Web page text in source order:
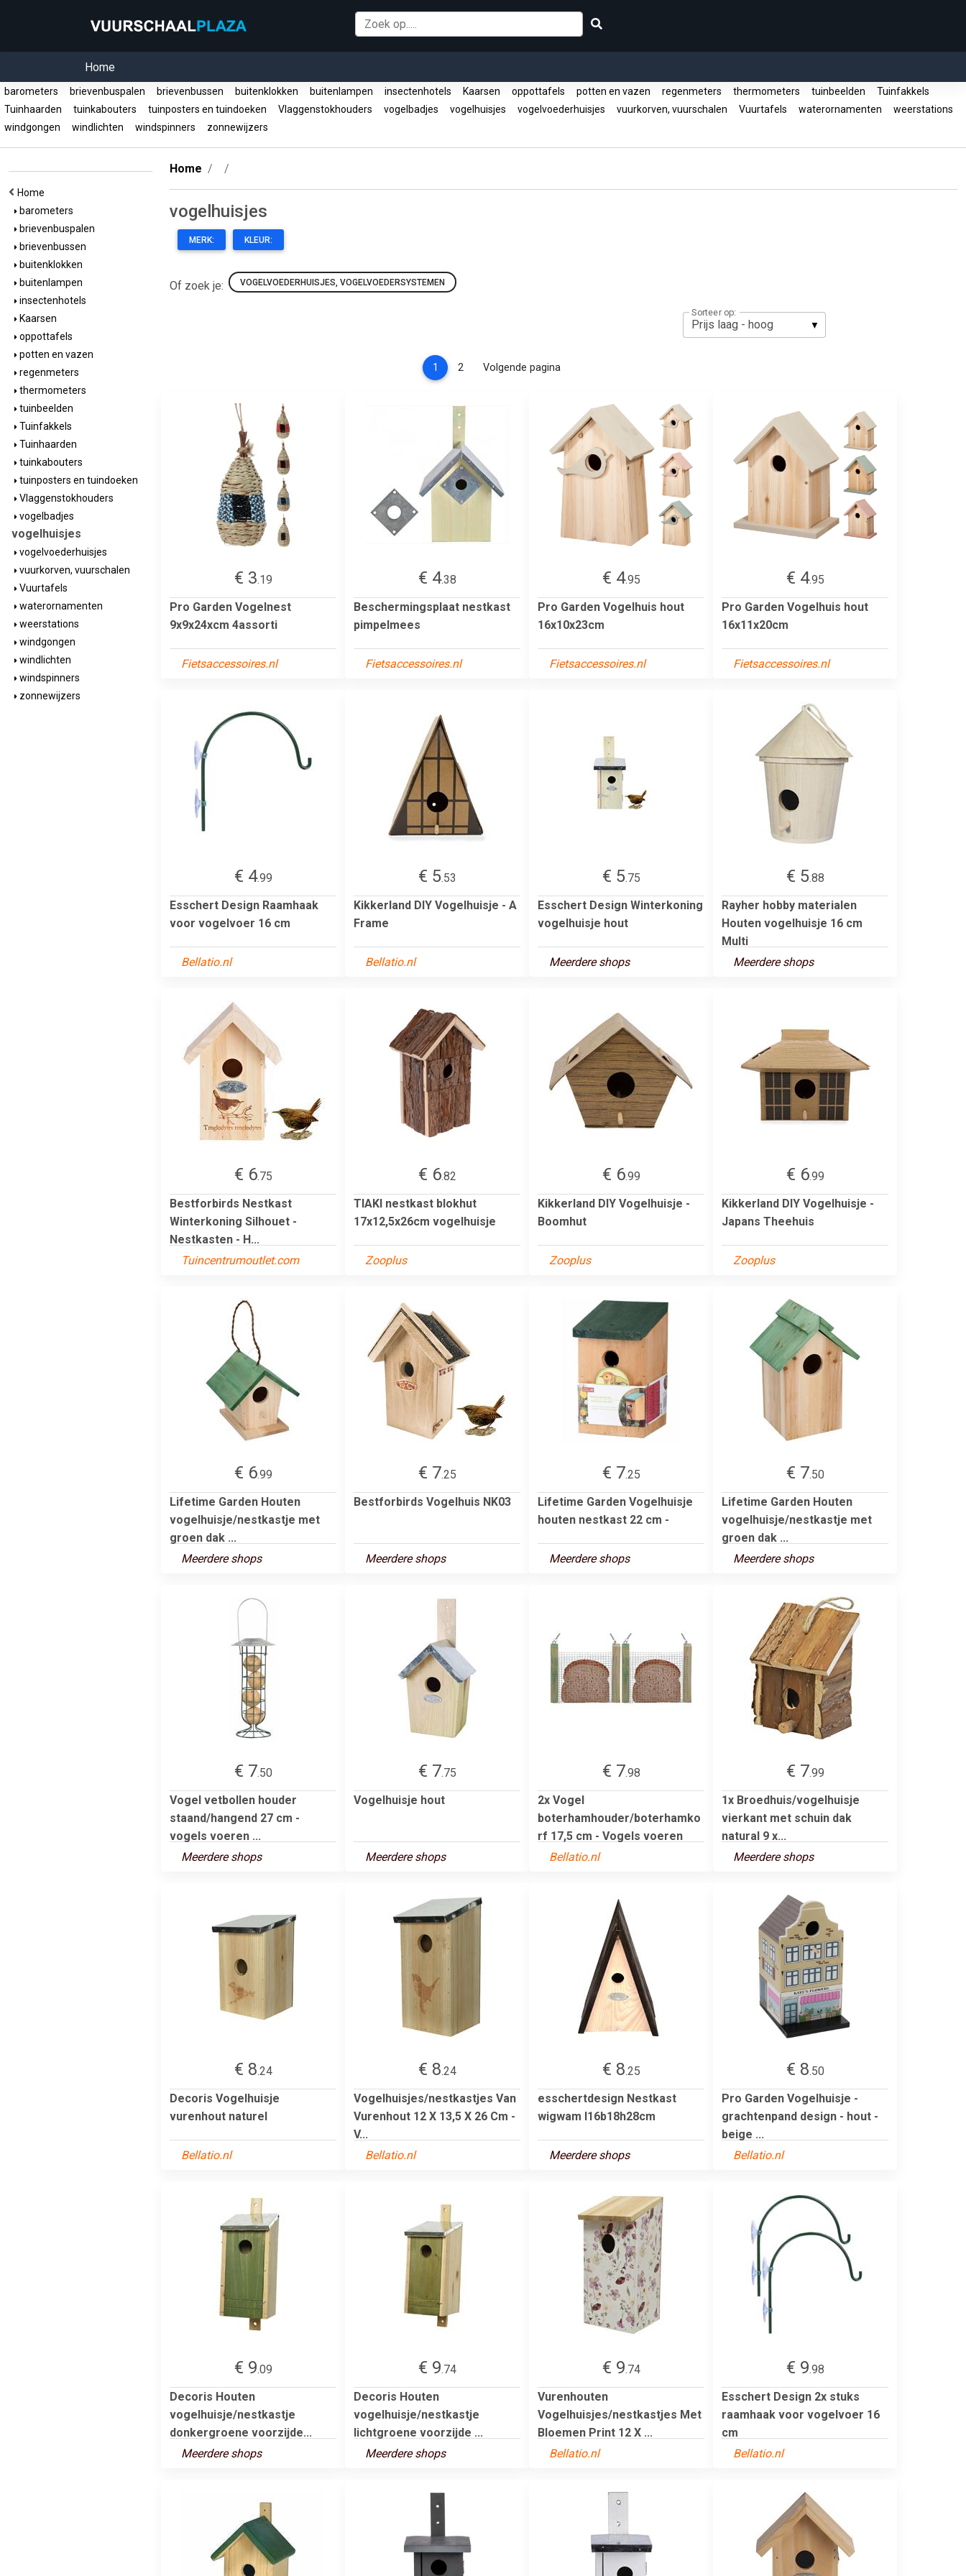
Home
barometers brievenbuspalen brievenbussen buitenklokken buitenlampen insectenhotels Kaarsen oppottafels potten en vazen regenmeters thermometers tuinbeelden
Tuinfakkels
Tuinhaarden
tuinkabouters tuinposters en tuindoeken Vlaggenstokhouders vogelbadjes vogelhuisjes vogelvoederhuisjes vuurkorven, vuurschalen Vuurtafels waterornamenten
weerstations
windgongen
windlichten windspinners zonnewijzers
Home
barometers
brievenbuspalen
brievenbussen
buitenklokken
buitenlampen
insectenhotels
Kaarsen
oppottafels
potten en vazen
regenmeters
thermometers
tuinbeelden
Tuinfakkels
Tuinhaarden
tuinkabouters
tuinposters en tuindoeken
Vlaggenstokhouders
vogelbadjes
vogelhuisjes
vogelvoederhuisjes
vuurkorven, vuurschalen
Vuurtafels
waterornamenten
weerstations
windgongen
windlichten
windspinners
zonnewijzers
Home
vogelhuisjes
MERK: KLEUR:
Of zoek je: VOGELVOEDERHUISJES, VOGELVOEDERSYSTEMEN
Sorteer op:
1 (current)
2 Volgende pagina
€ 3.19
Pro Garden Vogelnest
9x9x24xcm 4assorti
Fietsaccessoires.nl
€ 4.38
Beschermingsplaat nestkast
pimpelmees
Fietsaccessoires.nl
€ 4.95
Pro Garden Vogelhuis hout
16x10x23cm
Fietsaccessoires.nl
€ 4.95
Pro Garden Vogelhuis hout
16x11x20cm
Fietsaccessoires.nl
€ 4.99
Esschert Design Raamhaak
voor vogelvoer 16 cm
Bellatio.nl
€ 5.53
Kikkerland DIY Vogelhuisje - A
Frame
Bellatio.nl
€ 5.75
Esschert Design Winterkoning
vogelhuisje hout
Meerdere shops
€ 5.88
Rayher hobby materialen
Houten vogelhuisje 16 cm
Multi
Meerdere shops
€ 6.75
Bestforbirds Nestkast
Winterkoning Silhouet -
Nestkasten - H...
Tuincentrumoutlet.com
€ 6.82
TIAKI nestkast blokhut
17x12,5x26cm vogelhuisje
Zooplus
€ 6.99
Kikkerland DIY Vogelhuisje -
Boomhut
Zooplus
€ 6.99
Kikkerland DIY Vogelhuisje -
Japans Theehuis
Zooplus
€ 6.99
Lifetime Garden Houten
vogelhuisje/nestkastje met
groen dak ...
Meerdere shops
€ 7.25
Bestforbirds Vogelhuis NK03
Meerdere shops
€ 7.25
Lifetime Garden Vogelhuisje
houten nestkast 22 cm -
Meerdere shops
€ 7.50
Lifetime Garden Houten
vogelhuisje/nestkastje met
groen dak ...
Meerdere shops
€ 7.50
Vogel vetbollen houder
staand/hangend 27 cm -
vogels voeren ...
Meerdere shops
€ 7.75
Vogelhuisje hout
Meerdere shops
€ 7.98
2x Vogel
boterhamhouder/boterhamko
rf 17,5 cm - Vogels voeren
Bellatio.nl
€ 7.99
1x Broedhuis/vogelhuisje
vierkant met schuin dak
natural 9 x...
Meerdere shops
€ 8.24
Decoris Vogelhuisje
vurenhout naturel
Bellatio.nl
€ 8.24
Vogelhuisjes/nestkastjes Van
Vurenhout 12 X 13,5 X 26 Cm -
V...
Bellatio.nl
€ 8.25
esschertdesign Nestkast
wigwam l16b18h28cm
Meerdere shops
€ 8.50
Pro Garden Vogelhuisje -
grachtenpand design - hout -
beige ...
Bellatio.nl
€ 9.09
Decoris Houten
vogelhuisje/nestkastje
donkergroene voorzijde...
Meerdere shops
€ 9.74
Decoris Houten
vogelhuisje/nestkastje
lichtgroene voorzijde ...
Meerdere shops
€ 9.74
Vurenhouten
Vogelhuisjes/nestkastjes Met
Bloemen Print 12 X ...
Bellatio.nl
€ 9.98
Esschert Design 2x stuks
raamhaak voor vogelvoer 16
cm
Bellatio.nl